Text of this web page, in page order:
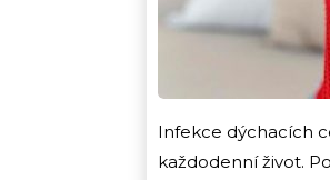
Infekce dýchacích
každodenní život.